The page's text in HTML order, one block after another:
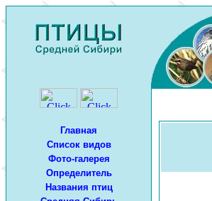
Главная
Список видов
Фото-галерея
Определитель
Названия птиц